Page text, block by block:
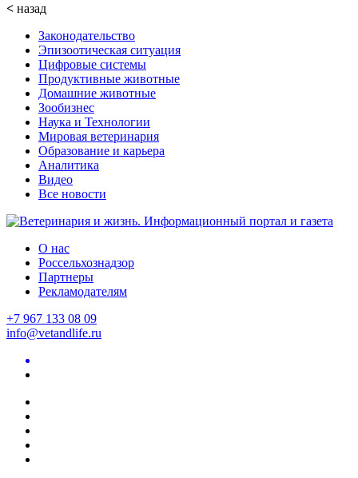
< назад
Законодательство
Эпизоотическая ситуация
Цифровые системы
Продуктивные животные
Домашние животные
Зообизнес
Наука и Технологии
Мировая ветеринария
Образование и карьера
Аналитика
Видео
Все новости
О нас
Россельхознадзор
Партнеры
Рекламодателям
+7 967 133 08 09
info@vetandlife.ru